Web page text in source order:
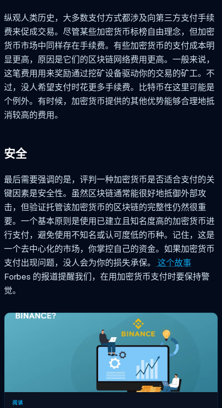
纵观人类历史，大多数支付方式都涉及向第三方支付手续
费来促成交易。尽管某些加密货币标榜自由理念，但加密
货币市场中同样存在手续费。有些加密货币的支付成本明
显更高，原因是它们的区块链网络费用更高。一般来说，
这笔费用用来奖励通过挖矿设备驱动你的交易的矿工。不
过，没人希望支付时花更多手续费。比特币在这里可能是
个例外。有时候，加密货币提供的其他优势能够合理地抵
消较高的费用。
安全
最后需要强调的是，评判一种加密货币是否适合支付的关
键因素是安全性。虽然区块链通常能很好地抵御外部攻
击，但验证托管该加密货币的区块链的完整性仍然很重
要。一个基本原则是使用已建立且知名度高的加密货币进
行支付，避免使用不知名或认可度低的币种。记住，这是
一个去中心化的市场，你掌控自己的资金。如果加密货币
支付出现问题，没人会为你的损失承保。
这个故事
Forbes 的报道提醒我们，在用加密货币支付时要保持警
觉。
阅读